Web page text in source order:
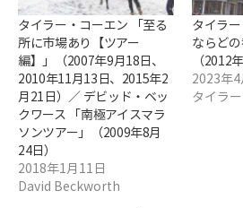
タイラー・コーエン 「至る
所に市場あり【ツアー
編】」（2007年9月18日、
2010年11月13日、2015年2
月21日）／ デビッド・ベッ
クワース 「南極アイスマラ
ソンツアー」（2009年8月
24日）
2018年1月11日
David Beckworth
タイラ
ならどの
（2012
2023年
タイラ